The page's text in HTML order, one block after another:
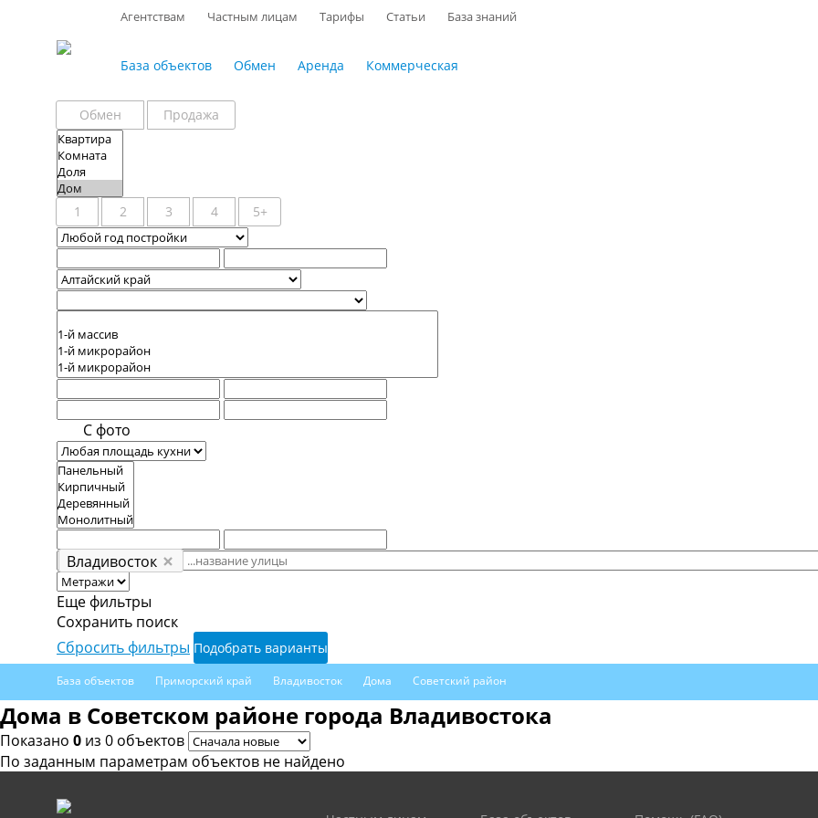
Агентствам Частным лицам Тарифы Статьи База знаний
База объектов Обмен Аренда Коммерческая
Обмен Продажа
1 2 3 4 5+
С фото
Владивосток
Еще фильтры
Сохранить поиск
Сбросить фильтры Подобрать варианты
База объектов Приморский край Владивосток Дома Советский район
Дома в Советском районе города Владивостока
Показано 0 из 0 объектов
По заданным параметрам объектов не найдено